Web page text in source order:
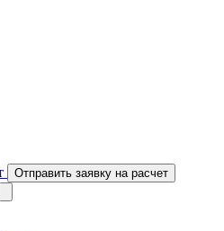
Отправить заявку на расчет